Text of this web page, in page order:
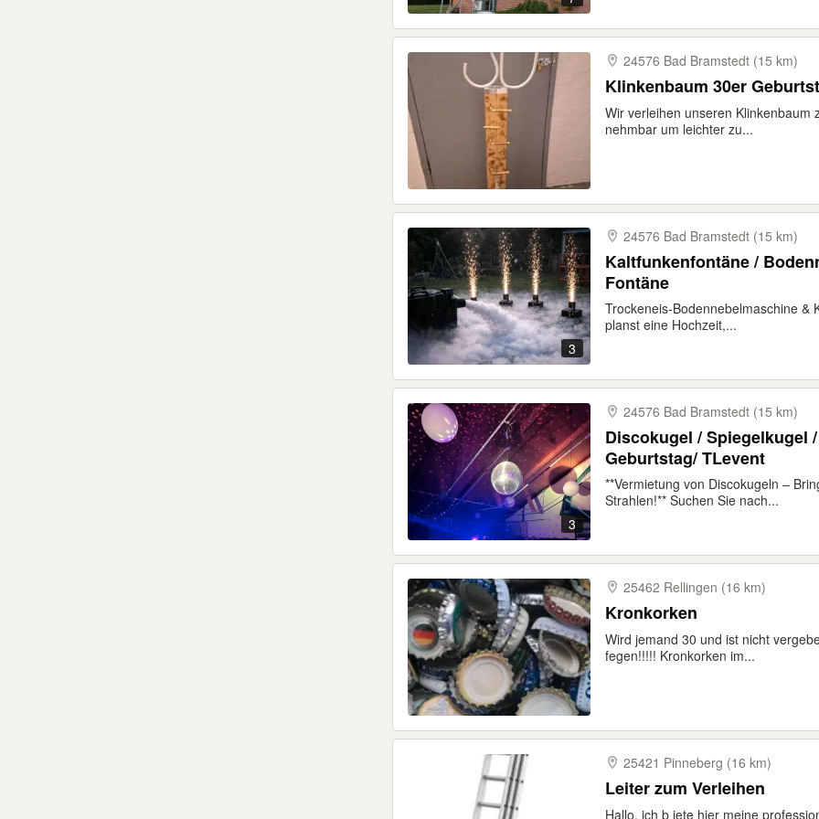
24576 Bad Bramstedt (15 km)
Klinkenbaum 30er
Wir verleihen unseren
nehmbar um leichter zu...
3
24576 Bad Bramstedt (15 km)
Kaltfunkenfontäne /
Fontäne
Trockeneis-Bodennebelmaschine &
planst eine Hochzeit,...
3
24576 Bad Bramstedt (15 km)
Discokugel / Spiegelkugel
Geburtstag/ TLevent
**Vermietung von Discokugeln –
Strahlen!** Suchen Sie nach...
25462 Rellingen (16 km)
Kronkorken
Wird jemand 30 und ist nicht
fegen!!!!! Kronkorken im...
25421 Pinneberg (16 km)
Leiter zum Verleihen
Hallo, ich b iete hier meine